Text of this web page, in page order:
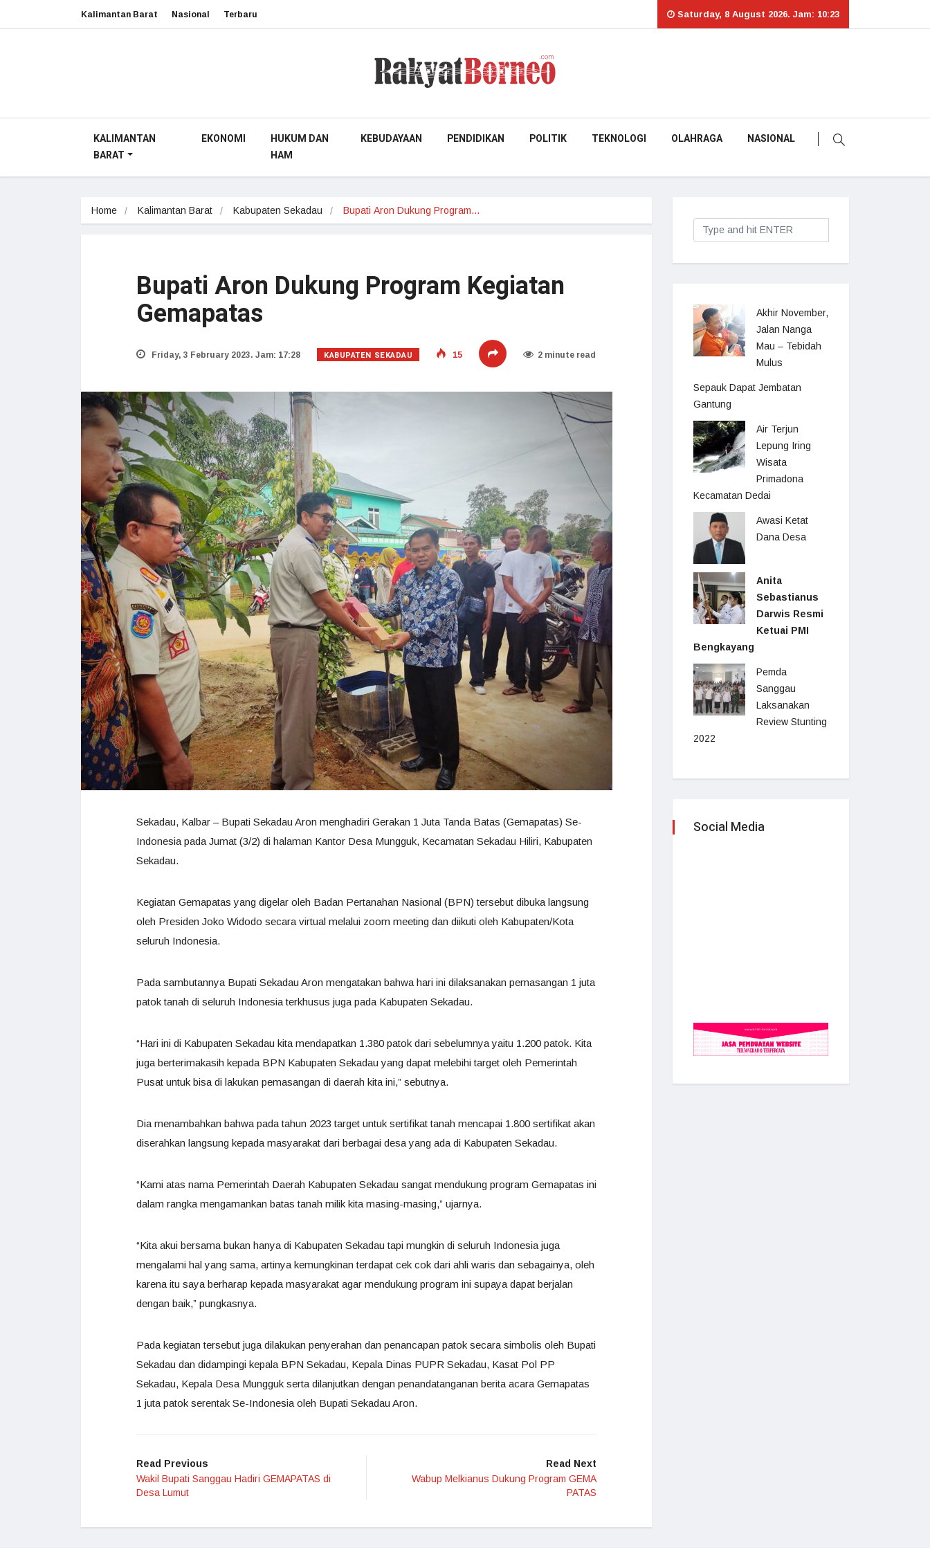
Kalimantan Barat Nasional Terbaru Saturday, 8 August 2026. Jam: 10:23
KALIMANTAN
BARAT
EKONOMI
HUKUM DAN
HAM
KEBUDAYAAN PENDIDIKAN POLITIK TEKNOLOGI OLAHRAGA NASIONAL
Home Kalimantan Barat Kabupaten Sekadau Bupati Aron Dukung Program…
Bupati Aron Dukung Program Kegiatan
Gemapatas
Friday, 3 February 2023. Jam: 17:28 KABUPATEN SEKADAU 15 2 minute read
Sekadau, Kalbar – Bupati Sekadau Aron menghadiri Gerakan 1 Juta Tanda Batas (Gemapatas) Se-
Indonesia pada Jumat (3/2) di halaman Kantor Desa Mungguk, Kecamatan Sekadau Hiliri, Kabupaten
Sekadau.
Kegiatan Gemapatas yang digelar oleh Badan Pertanahan Nasional (BPN) tersebut dibuka langsung
oleh Presiden Joko Widodo secara virtual melalui zoom meeting dan diikuti oleh Kabupaten/Kota
seluruh Indonesia.
Pada sambutannya Bupati Sekadau Aron mengatakan bahwa hari ini dilaksanakan pemasangan 1 juta
patok tanah di seluruh Indonesia terkhusus juga pada Kabupaten Sekadau.
“Hari ini di Kabupaten Sekadau kita mendapatkan 1.380 patok dari sebelumnya yaitu 1.200 patok. Kita
juga berterimakasih kepada BPN Kabupaten Sekadau yang dapat melebihi target oleh Pemerintah
Pusat untuk bisa di lakukan pemasangan di daerah kita ini,” sebutnya.
Dia menambahkan bahwa pada tahun 2023 target untuk sertifikat tanah mencapai 1.800 sertifikat akan
diserahkan langsung kepada masyarakat dari berbagai desa yang ada di Kabupaten Sekadau.
“Kami atas nama Pemerintah Daerah Kabupaten Sekadau sangat mendukung program Gemapatas ini
dalam rangka mengamankan batas tanah milik kita masing-masing,” ujarnya.
“Kita akui bersama bukan hanya di Kabupaten Sekadau tapi mungkin di seluruh Indonesia juga
mengalami hal yang sama, artinya kemungkinan terdapat cek cok dari ahli waris dan sebagainya, oleh
karena itu saya berharap kepada masyarakat agar mendukung program ini supaya dapat berjalan
dengan baik,” pungkasnya.
Pada kegiatan tersebut juga dilakukan penyerahan dan penancapan patok secara simbolis oleh Bupati
Sekadau dan didampingi kepala BPN Sekadau, Kepala Dinas PUPR Sekadau, Kasat Pol PP
Sekadau, Kepala Desa Mungguk serta dilanjutkan dengan penandatanganan berita acara Gemapatas
1 juta patok serentak Se-Indonesia oleh Bupati Sekadau Aron.
Read Previous
Wakil Bupati Sanggau Hadiri GEMAPATAS di
Desa Lumut
Read Next
Wabup Melkianus Dukung Program GEMA
PATAS
Akhir November,
Jalan Nanga
Mau – Tebidah
Mulus
Sepauk Dapat Jembatan
Gantung
Air Terjun
Lepung Iring
Wisata
Primadona
Kecamatan Dedai
Awasi Ketat
Dana Desa
Anita
Sebastianus
Darwis Resmi
Ketuai PMI
Bengkayang
Pemda
Sanggau
Laksanakan
Review Stunting
2022
Social Media